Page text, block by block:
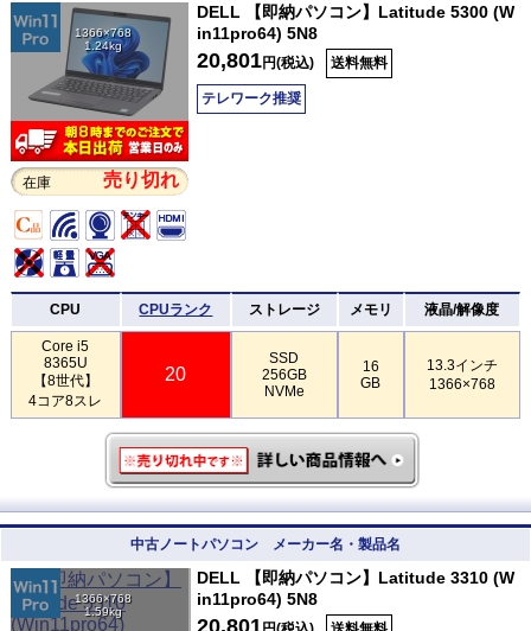
1366×768
1.24kg
在庫 売り切れ
DELL 【即納パソコン】Latitude 5300 (W
in11pro64) 5N8
20,801円(税込) 送料無料
テレワーク推奨
CPU CPUランク ストレージ メモリ 液晶/解像度
Core i5
8365U
【8世代】
4コア8スレ
20
SSD
256GB
NVMe
16
GB
13.3インチ
1366×768
中古ノートパソコン メーカー名・製品名
1366×768
1.59kg
DELL 【即納パソコン】Latitude 3310 (W
in11pro64) 5N8
20,801